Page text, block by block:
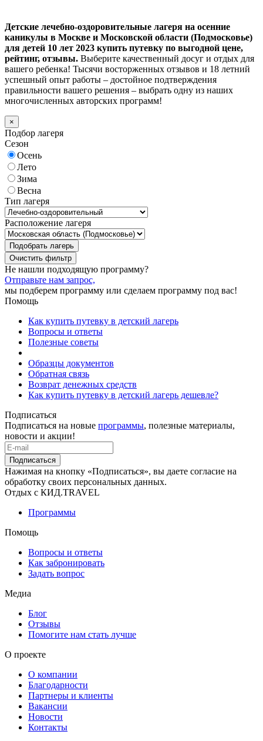
Детские лечебно-оздоровительные лагеря на осенние
каникулы в Москве и Московской области (Подмосковье)
для детей 10 лет 2023 купить путевку по выгодной цене,
рейтинг, отзывы. Выберите качественный досуг и отдых для
вашего ребенка! Тысячи восторженных отзывов и 18 летний
успешный опыт работы – достойное подтверждения
правильности вашего решения – выбрать одну из наших
многочисленных авторских программ!
×
Подбор лагеря
Сезон
Осень
Лето
Зима
Весна
Тип лагеря
Расположение лагеря
Подобрать лагерь
Не нашли подходящую программу?
Отправьте нам запрос,
мы подберем программу или сделаем программу под вас!
Помощь
Как купить путевку в детский лагерь
Вопросы и ответы
Полезные советы
Образцы документов
Обратная связь
Возврат денежных средств
Как купить путевку в детский лагерь дешевле?
Подписаться
Подписаться на новые программы, полезные материалы,
новости и акции!
Подписаться
Нажимая на кнопку «Подписаться», вы даете согласие на
обработку своих персональных данных.
Отдых с КИД.TRAVEL
Программы
Помощь
Вопросы и ответы
Как забронировать
Задать вопрос
Медиа
Блог
Отзывы
Помогите нам стать лучше
О проекте
О компании
Благодарности
Партнеры и клиенты
Вакансии
Новости
Контакты